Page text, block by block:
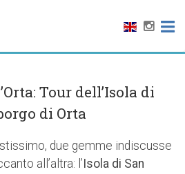
Tour dell’Isola di
di Orta
due gemme indiscusse
all’altra: l’ Isola di San